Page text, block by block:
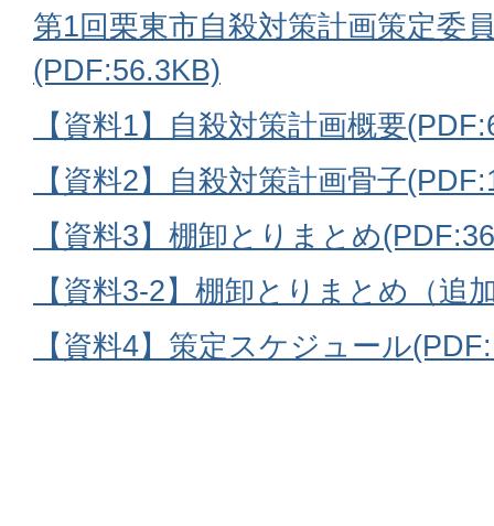
第1回栗東市自殺対策計画策定委
(PDF:56.3KB)
【資料1】自殺対策計画概要
【資料2】自殺対策計画骨子
【資料3】棚卸とりまとめ
【資料3-2】棚卸とりまとめ（追
【資料4】策定スケジュール